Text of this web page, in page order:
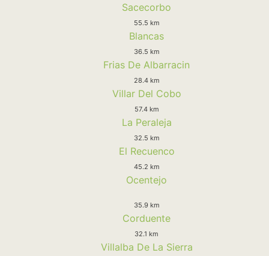
Sacecorbo
55.5 km
Blancas
36.5 km
Frias De Albarracin
28.4 km
Villar Del Cobo
57.4 km
La Peraleja
32.5 km
El Recuenco
45.2 km
Ocentejo
35.9 km
Corduente
32.1 km
Villalba De La Sierra